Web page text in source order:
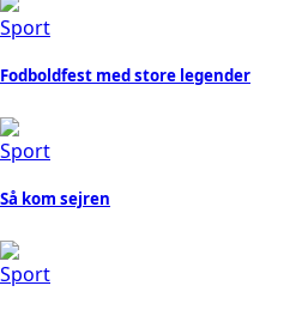
Sport
Fodboldfest med store legender
Sport
Så kom sejren
Sport